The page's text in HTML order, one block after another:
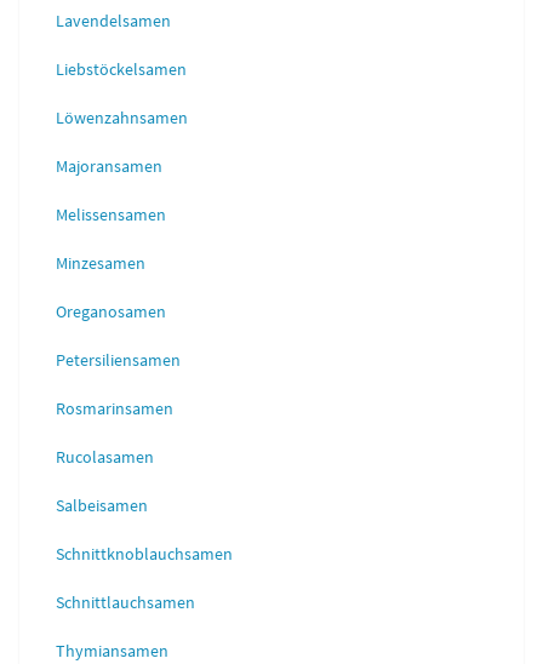
Lavendelsamen
Liebstöckelsamen
Löwenzahnsamen
Majoransamen
Melissensamen
Minzesamen
Oreganosamen
Petersiliensamen
Rosmarinsamen
Rucolasamen
Salbeisamen
Schnittknoblauchsamen
Schnittlauchsamen
Thymiansamen